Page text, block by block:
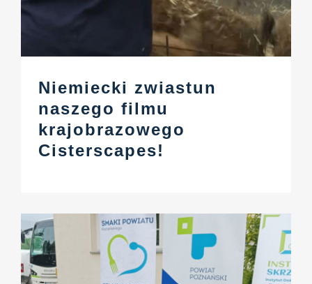
Niemiecki zwiastun
naszego filmu
krajobrazowego
Cisterscapes!